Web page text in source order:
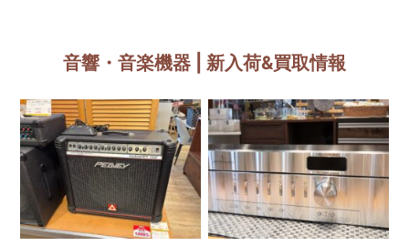
音響・音楽機器 | 新入荷&買取情報